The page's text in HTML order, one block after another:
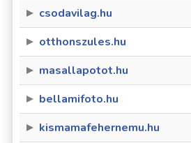
csodavilag.hu
otthonszules.hu
masallapotot.hu
bellamifoto.hu
kismamafehernemu.hu